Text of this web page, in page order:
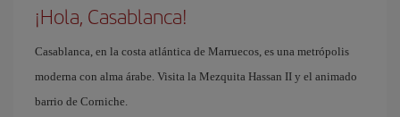
¡Hola, Casablanca!
Casablanca, en la costa atlántica de Marruecos, es una metrópolis
moderna con alma árabe. Visita la Mezquita Hassan II y el animado
barrio de Corniche.